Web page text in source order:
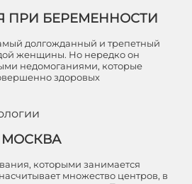
ПРИ БЕРЕМЕННОСТИ
долгожданный и трепетный
женщины. Но нередко он
недомоганиями, которые
здоровых
которыми занимается
множество центров, в